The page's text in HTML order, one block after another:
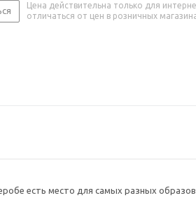
Цена действительна только для
отличаться от цен в розничных
есть место для самых разных